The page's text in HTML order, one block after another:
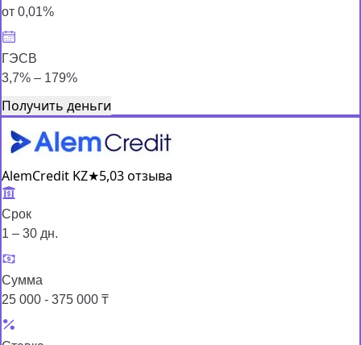
от 0,01%
ГЭСВ
3,7% – 179%
Получить деньги
AlemCredit KZ★5,03 отзыва
Срок
1 – 30 дн.
Сумма
25 000 - 375 000 ₸